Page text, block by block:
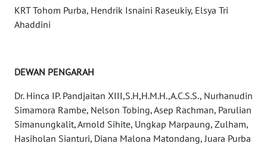
KRT Tohom Purba, Hendrik Isnaini Raseukiy, Elsya Tri
Ahaddini
DEWAN PENGARAH
Dr. Hinca IP. Pandjaitan XIII,S.H,H.M.H.,A.C.S.S., Nurhanudin
Simamora Rambe, Nelson Tobing, Asep Rachman, Parulian
Simanungkalit, Arnold Sihite, Ungkap Marpaung, Zulham,
Hasiholan Sianturi, Diana Malona Matondang, Juara Purba
KARIR
News
Regional
WN